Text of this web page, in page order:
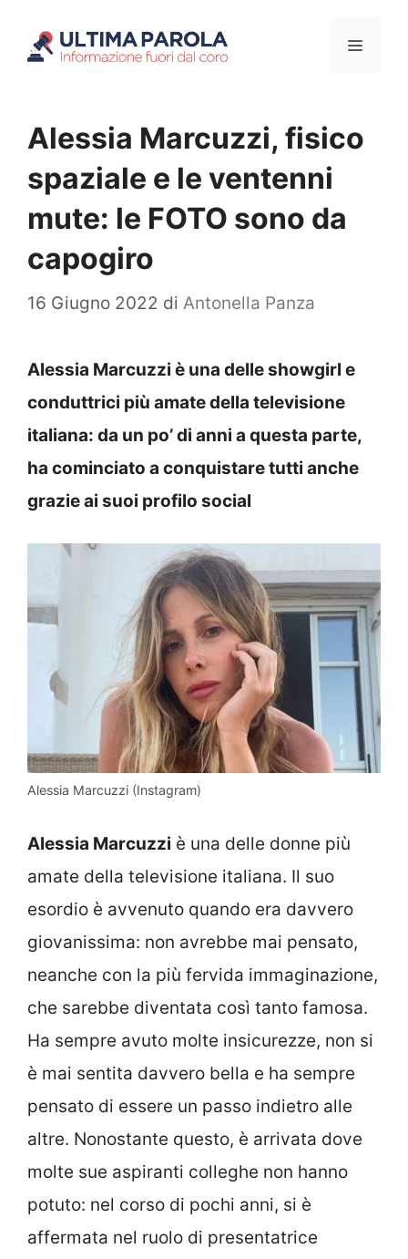
Menu
Alessia Marcuzzi, fisico
spaziale e le ventenni
mute: le FOTO sono da
capogiro
16 Giugno 2022 di Antonella Panza
Alessia Marcuzzi è una delle showgirl e
conduttrici più amate della televisione
italiana: da un po’ di anni a questa parte,
ha cominciato a conquistare tutti anche
grazie ai suoi profilo social
Alessia Marcuzzi (Instagram)
Alessia Marcuzzi è una delle donne più
amate della televisione italiana. Il suo
esordio è avvenuto quando era davvero
giovanissima: non avrebbe mai pensato,
neanche con la più fervida immaginazione,
che sarebbe diventata così tanto famosa.
Ha sempre avuto molte insicurezze, non si
è mai sentita davvero bella e ha sempre
pensato di essere un passo indietro alle
altre. Nonostante questo, è arrivata dove
molte sue aspiranti colleghe non hanno
potuto: nel corso di pochi anni, si è
affermata nel ruolo di presentatrice